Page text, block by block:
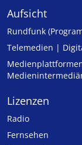
Aufsicht
Rundfunk
Telemedien |
Lizenzen
Radio
Fernsehen